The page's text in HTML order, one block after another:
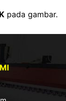
pada gambar.